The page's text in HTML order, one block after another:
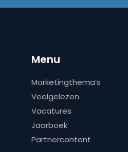
Menu
Marketingthema’s
Veelgelezen
Vacatures
Jaarboek
Partnercontent